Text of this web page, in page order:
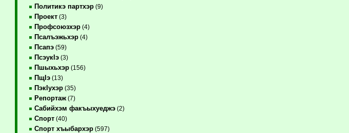
Политикэ партхэр(9)
Проект(3)
Профсоюзхэр(4)
Псалъэжьхэр(4)
Псапэ(59)
ПсэукIэ(3)
Пшыхьхэр(156)
ПщIэ(13)
ПэкIухэр(35)
Репортаж(7)
Сабийхэм факъыхуеджэ(2)
Спорт(40)
Спорт хъыбархэр(597)